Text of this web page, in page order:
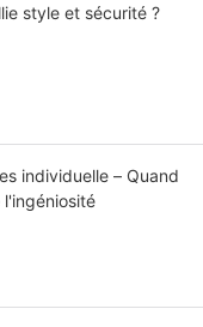
style et sécurité ?
individuelle – Quand